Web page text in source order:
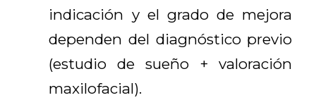
indicación y el grado de mejora
dependen del diagnóstico previo
(estudio de sueño + valoración
maxilofacial).